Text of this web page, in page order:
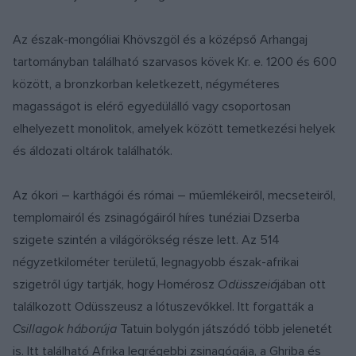
Az észak-mongóliai Khövszgöl és a középső Arhangaj
tartományban található szarvasos kövek Kr. e. 1200 és 600
között, a bronzkorban keletkezett, négyméteres
magasságot is elérő egyedülálló vagy csoportosan
elhelyezett monolitok, amelyek között temetkezési helyek
és áldozati oltárok találhatók.
Az ókori – karthágói és római – műemlékeiről, mecseteiről,
templomairól és zsinagógáiról híres tunéziai Dzserba
szigete szintén a világörökség része lett. Az 514
négyzetkilométer területű, legnagyobb észak-afrikai
szigetről úgy tartják, hogy Homérosz Odüsszeiájában ott
találkozott Odüsszeusz a lótuszevőkkel. Itt forgatták a
Csillagok háborúja Tatuin bolygón játszódó több jelenetét
is. Itt található Afrika legrégebbi zsinagógája, a Ghriba és